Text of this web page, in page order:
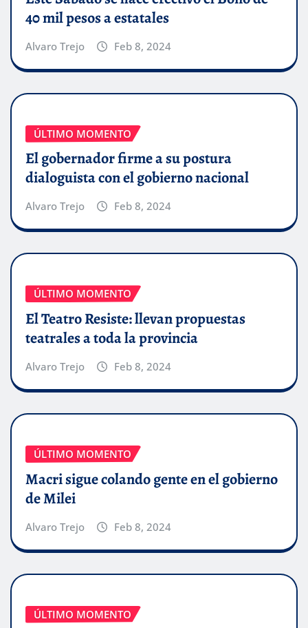
40 mil pesos a estatales
Alvaro Trejo Feb 8, 2024
ÚLTIMO MOMENTO
El gobernador firme a su postura
dialoguista con el gobierno nacional
Alvaro Trejo Feb 8, 2024
ÚLTIMO MOMENTO
El Teatro Resiste: llevan propuestas
teatrales a toda la provincia
Alvaro Trejo Feb 8, 2024
ÚLTIMO MOMENTO
Macri sigue colando gente en el gobierno
de Milei
Alvaro Trejo Feb 8, 2024
ÚLTIMO MOMENTO